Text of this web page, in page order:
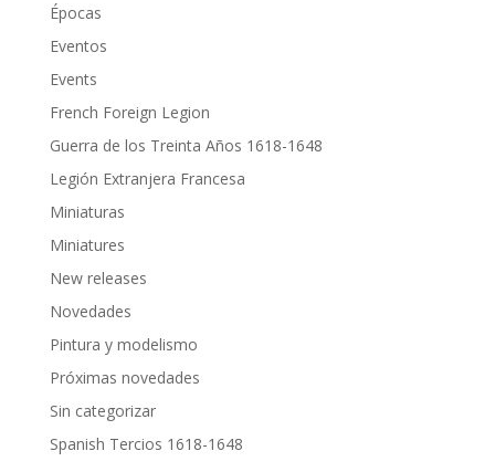
Épocas
Eventos
Events
French Foreign Legion
Guerra de los Treinta Años 1618-1648
Legión Extranjera Francesa
Miniaturas
Miniatures
New releases
Novedades
Pintura y modelismo
Próximas novedades
Sin categorizar
Spanish Tercios 1618-1648